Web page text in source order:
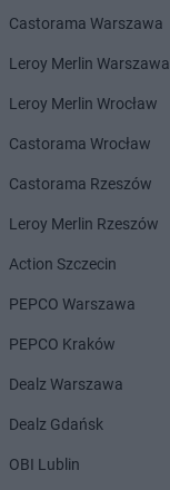
Castorama Warszawa
Leroy Merlin Warszawa
Leroy Merlin Wrocław
Castorama Wrocław
Castorama Rzeszów
Leroy Merlin Rzeszów
Action Szczecin
PEPCO Warszawa
PEPCO Kraków
Dealz Warszawa
Dealz Gdańsk
OBI Lublin